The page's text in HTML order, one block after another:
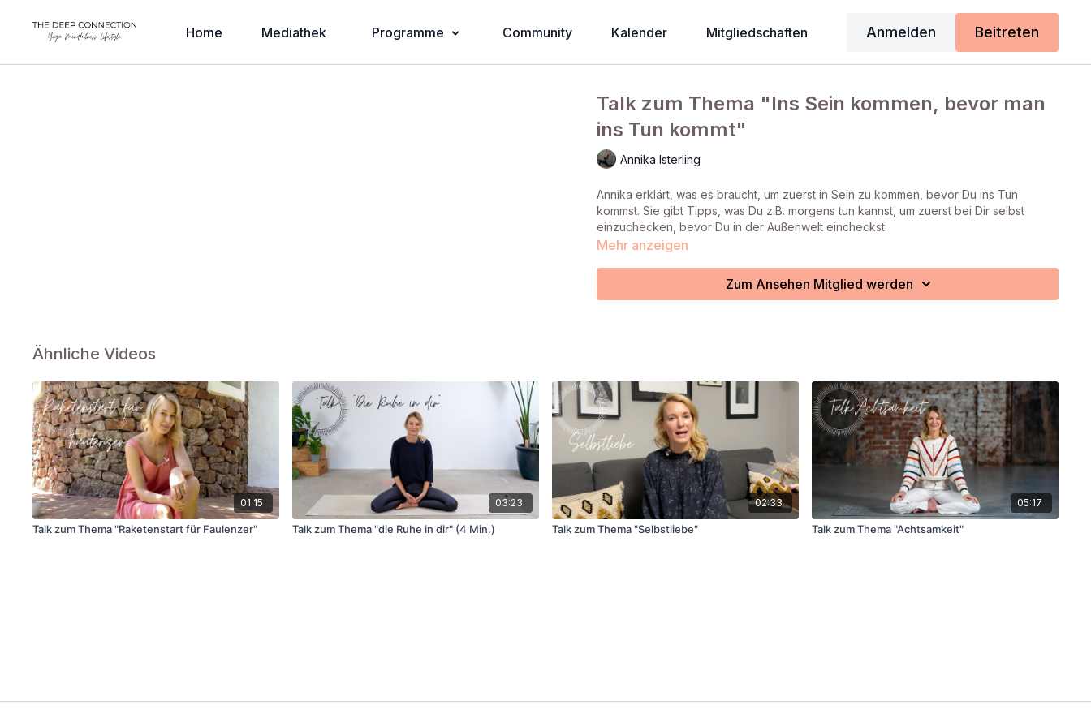
Home Mediathek Programme Community Kalender Mitgliedschaften Anmelden Beitreten
Talk zum Thema "Ins Sein kommen, bevor man
ins Tun kommt"
Annika Isterling
Annika erklärt, was es braucht, um zuerst in Sein zu kommen, bevor Du ins Tun
kommst. Sie gibt Tipps, was Du z.B. morgens tun kannst, um zuerst bei Dir selbst
einzuchecken, bevor Du in der Außenwelt eincheckst.
Mehr anzeigen
Zum Ansehen Mitglied werden
Ähnliche Videos
01:15
Talk zum Thema "Raketenstart für Faulenzer"
03:23
Talk zum Thema "die Ruhe in dir" (4 Min.)
02:33
Talk zum Thema "Selbstliebe"
05:17
Talk zum Thema "Achtsamkeit"